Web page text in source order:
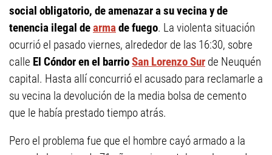
social obligatorio, de amenazar a su vecina y de
tenencia ilegal dearmade fuego. La violenta situación
ocurrió el pasado viernes, alrededor de las 16:30, sobre
calle El Cóndor en el barrioSan Lorenzo Sur de Neuquén
capital. Hasta allí concurrió el acusado para reclamarle a
su vecina la devolución de la media bolsa de cemento
que le había prestado tiempo atrás.
Pero el problema fue que el hombre cayó armado a la